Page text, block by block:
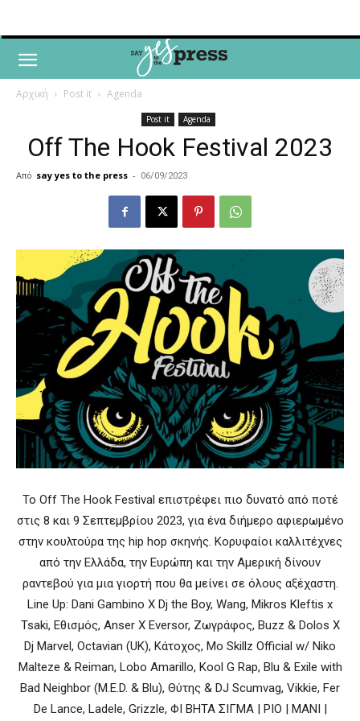
Αρχική Post it Agenda
Post it Agenda
Off The Hook Festival 2023
Από say yes to the press - 06/09/2023
Το Off The Hook Festival επιστρέφει πιο δυνατό από ποτέ
στις 8 και 9 Σεπτεμβρίου 2023, για ένα διήμερο αφιερωμένο
στην κουλτούρα της hip hop σκηνής. Κορυφαίοι καλλιτέχνες
από την Ελλάδα, την Ευρώπη και την Αμερική δίνουν
ραντεβού για μια γιορτή που θα μείνει σε όλους αξέχαστη.
Line Up: Dani Gambino X Dj the Boy, Wang, Mikros Kleftis x
Tsaki, Εθισμός, Anser X Eversor, Ζωγράφος, Buzz & Dolos X
Dj Marvel, Octavian (UK), Κάτοχος, Mo Skillz Official w/ Niko
Malteze & Reiman, Lobo Amarillo, Kool G Rap, Blu & Exile with
Bad Neighbor (M.E.D. & Blu), Θύτης & DJ Scumvag, Vikkie, Fer
De Lance, Ladele, Grizzle, ΦΙ ΒΗΤΑ ΣΙΓΜΑ | ΡΙΟ | MANI |